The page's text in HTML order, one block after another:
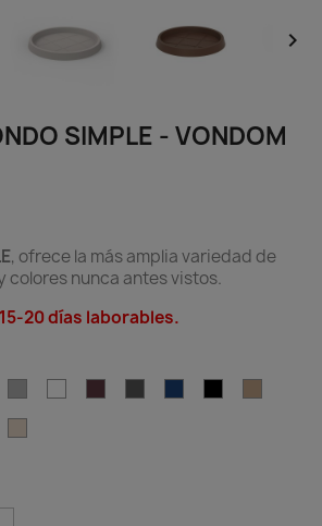

SIMPLE - VONDOM
, ofrece la más amplia variedad de
colores nunca antes vistos.
20 días laborables.